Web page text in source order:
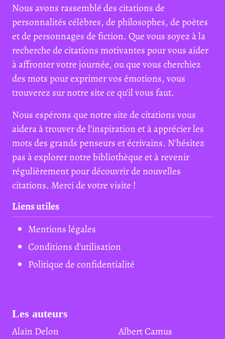
Nous avons rassemblé des citations de
personnalités célèbres, de philosophes, de poètes
et de personnages de fiction. Que vous soyez à la
recherche de citations motivantes pour vous aider
à affronter votre journée, ou que vous cherchiez
des mots pour exprimer vos émotions, vous
trouverez sur notre site ce qu'il vous faut.
Nous espérons que notre site de citations vous
aidera à trouver de l'inspiration et à apprécier les
mots des grands penseurs et écrivains. N'hésitez
pas à explorer notre bibliothèque et à revenir
régulièrement pour découvrir de nouvelles
citations. Merci de votre visite !
Liens utiles
Mentions légales
Conditions d'utilisation
Politique de confidentialité
Les auteurs
Alain Delon
Albert Camus